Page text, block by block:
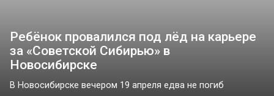
Ребёнок провалился под лёд на карьере
за «Советской Сибирью» в
Новосибирске
В Новосибирске вечером 19 апреля едва не погиб